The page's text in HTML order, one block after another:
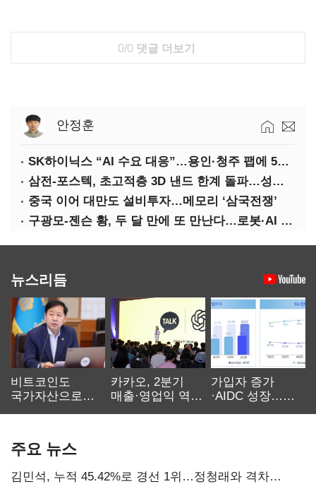
0/0 댓글 더보기
안정훈
SK하이닉스 “AI 수요 대응”…용인·청주 팹에 54조 투자
삼전-포스텍, 초고적층 3D 낸드 한계 돌파…성능·전력효율 개선
중국 이어 대만도 설비투자…메모리 ‘삼국전쟁’
구광모-젠슨 황, 두 달 만에 또 만난다…로봇·AI 등 논의
뉴스리듬
비트코인도
국가자산으로…'
카카오, 2분기
매출·영업익 역대
가입자 증가
·AIDC 성장…
주요 뉴스
김민석, 누적 45.42%로 경선 1위…정청래와 격차